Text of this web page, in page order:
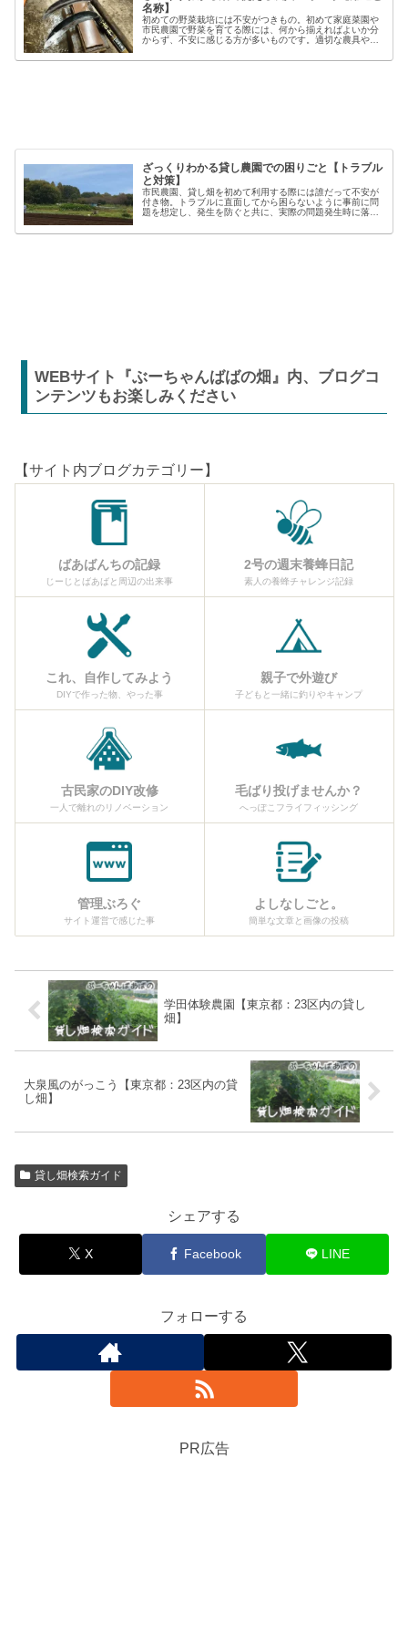
名称】
初めての野菜栽培には不安がつきもの。初めて家庭菜園や
市民農園で野菜を育てる際には、何から揃えればよいか分
からず、不安に感じる方が多いものです。適切な農具や資
しますが、種類も多く、初心者には...
ざっくりわかる貸し農園での困りごと【トラブル
と対策】
市民農園、貸し畑を初めて利用する際には誰だって不安が
付き物。トラブルに直面してから困らないように事前に問
題を想定し、発生を防ぐと共に、実際の問題発生時に落ち
【困った】と【トラブル】困りごとト...
WEBサイト『ぶーちゃんばばの畑』内、ブログコ
ンテンツもお楽しみください
【サイト内ブログカテゴリー】
ばあばんちの記録
じーじとばあばと周辺の出来事
2号の週末養蜂日記
素人の養蜂チャレンジ記録
これ、自作してみよう
DIYで作った物、やった事
親子で外遊び
子どもと一緒に釣りやキャンプ
古民家のDIY改修
一人で離れのリノベーション
毛ばり投げませんか？
へっぽこフライフィッシング
管理ぶろぐ
サイト運営で感じた事
よしなしごと。
簡単な文章と画像の投稿
学田体験農園【東京都：23区内の貸し
畑】
大泉風のがっこう【東京都：23区内の貸
し畑】
貸し畑検索ガイド
シェアする
X Facebook LINE
フォローする
PR広告